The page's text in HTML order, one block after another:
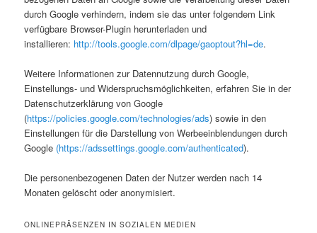
durch Google verhindern, indem sie das unter folgendem Link
verfügbare Browser-Plugin herunterladen und
installieren: http://tools.google.com/dlpage/gaoptout?hl=de.
Weitere Informationen zur Datennutzung durch Google,
Einstellungs- und Widerspruchsmöglichkeiten, erfahren Sie in der
Datenschutzerklärung von Google
(https://policies.google.com/technologies/ads) sowie in den
Einstellungen für die Darstellung von Werbeeinblendungen durch
Google (https://adssettings.google.com/authenticated).
Die personenbezogenen Daten der Nutzer werden nach 14
Monaten gelöscht oder anonymisiert.
ONLINEPRÄSENZEN IN SOZIALEN MEDIEN